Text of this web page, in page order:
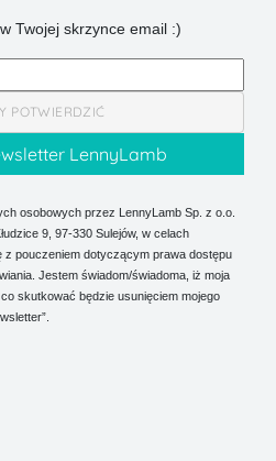
Twojej skrzynce email :)
POTWIERDZIĆ
osobowych przez LennyLamb Sp. z o.o.
9, 97-330 Sulejów, w celach
z pouczeniem dotyczącym prawa dostępu
Jestem świadom/świadoma, iż moja
skutkować będzie usunięciem mojego